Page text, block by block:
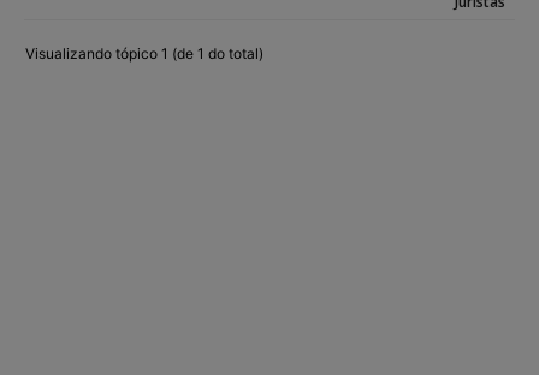
Visualizando tópico 1 (de 1 do total)